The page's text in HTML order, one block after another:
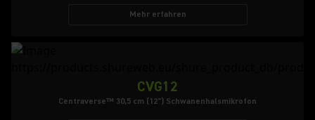
Mehr erfahren
CVG12
Centraverse™ 30,5 cm (12") Schwanenhalsmikrofon